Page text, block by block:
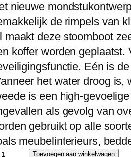
nieuwe
de rimpels van
maakt deze stoomboot
koffer worden geplaatst.
Eén is
het water droog is,
is een high-
als gevolg van
gebruikt op alle
meubelinterieurs,
Toevoegen aan winkelwagen